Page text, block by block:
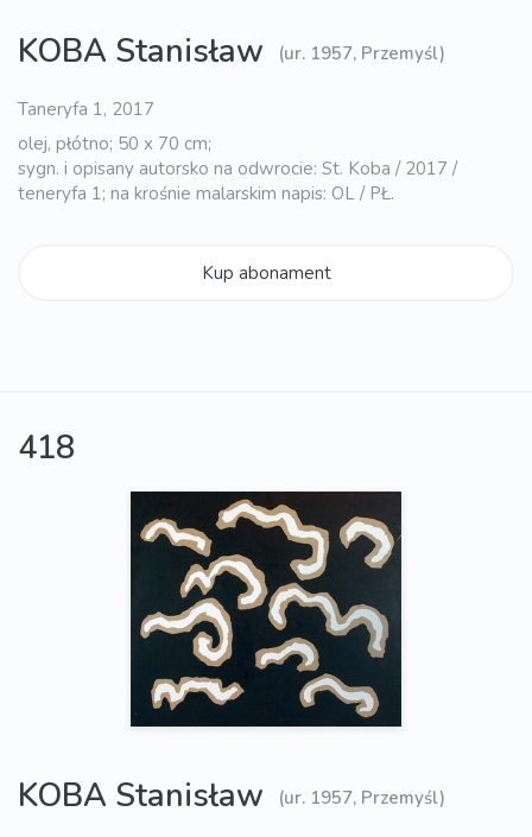
KOBA Stanisław (ur. 1957, Przemyśl)
Taneryfa 1, 2017
olej, płótno; 50 x 70 cm;
sygn. i opisany autorsko na odwrocie: St. Koba / 2017 /
teneryfa 1; na krośnie malarskim napis: OL / PŁ.
Kup abonament
418
KOBA Stanisław (ur. 1957, Przemyśl)